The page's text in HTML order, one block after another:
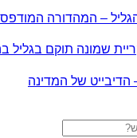
– המהדורה המודפסת |
שמונה תוקם
הדיבייט של המדינה